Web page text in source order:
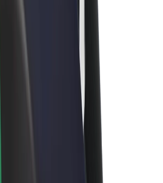
Τροφίμων
Bolt
στη Bolt